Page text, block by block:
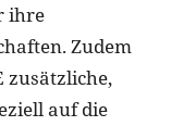
ihre
Zudem
zusätzliche,
auf die